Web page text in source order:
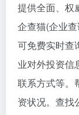
提供全面、权
企查猫(企业
可免费实时查
业对外投资信
联系方式等。
资状况。查找